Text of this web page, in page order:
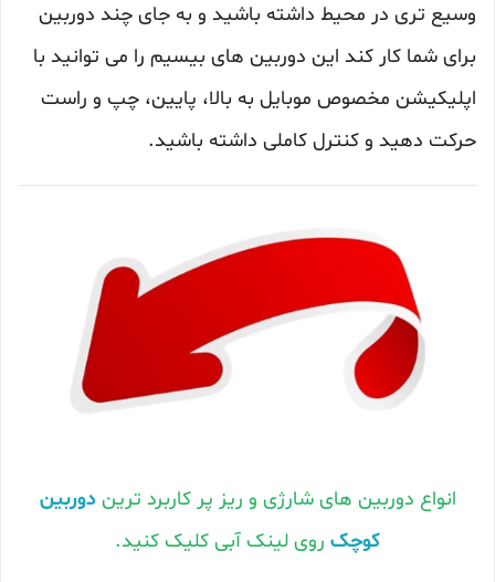
وسیع تری در محیط داشته باشید و به جای چند دوربین
برای شما کار کند این دوربین های بیسیم را می توانید با
اپلیکیشن مخصوص موبایل به بالا، پایین، چپ و راست
حرکت دهید و کنترل کاملی داشته باشید.
انواع دوربین های شارژی و ریز پر کاربرد ترین دوربین
کوچک روی لینک آبی کلیک کنید.